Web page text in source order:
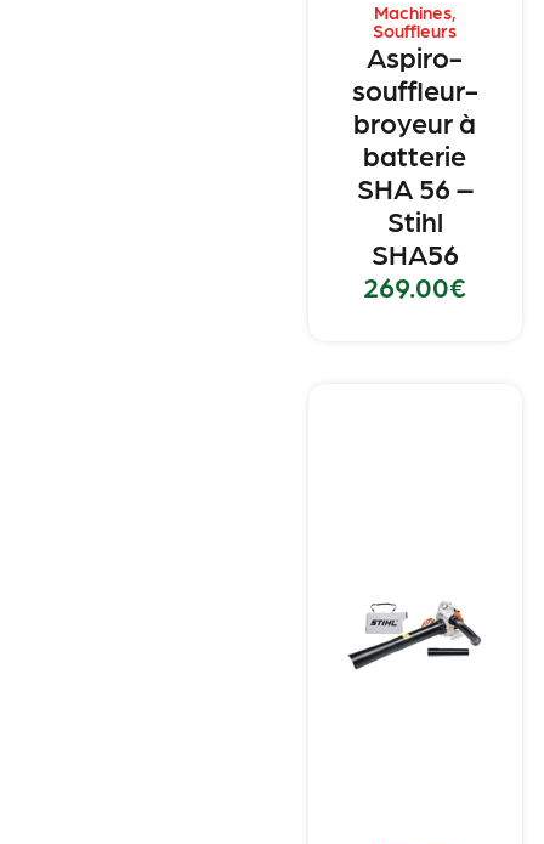
Machines,
Souffleurs
Aspiro-
souffleur-
broyeur à
batterie
SHA 56 –
Stihl
SHA56
269.00€